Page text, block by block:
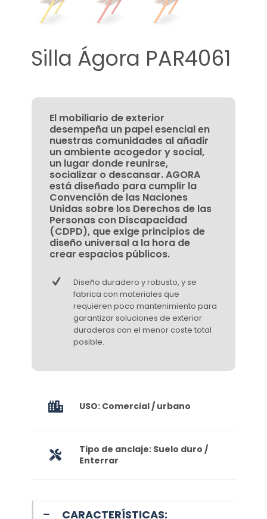
Silla Ágora PAR4061
El mobiliario de exterior
desempeña un papel esencial en
nuestras comunidades al añadir
un ambiente acogedor y social,
un lugar donde reunirse,
socializar o descansar. AGORA
está diseñado para cumplir la
Convención de las Naciones
Unidas sobre los Derechos de las
Personas con Discapacidad
(CDPD), que exige principios de
diseño universal a la hora de
crear espacios públicos.
Diseño duradero y robusto, y se
fabrica con materiales que
requieren poco mantenimiento para
garantizar soluciones de exterior
duraderas con el menor coste total
posible.
USO: Comercial / urbano
Tipo de anclaje: Suelo duro /
Enterrar
CARACTERÍSTICAS: